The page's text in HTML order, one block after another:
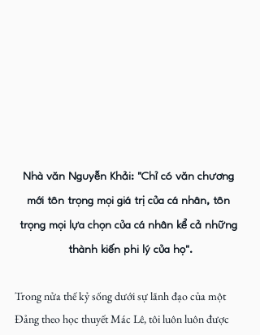
Nhà văn Nguyễn Khải: "Chỉ có văn chương
mới tôn trọng mọi giá trị của cá nhân, tôn
trọng mọi lựa chọn của cá nhân kể cả những
thành kiến phi lý của họ".
Trong nửa thế kỷ sống dưới sự lãnh đạo của một
Đảng theo học thuyết Mác Lê, tôi luôn luôn được